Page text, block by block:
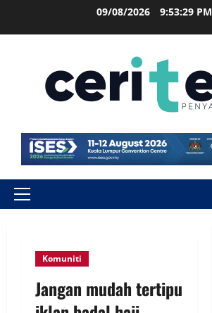
09/08/2026 9:53:30 PM
Komuniti
Jangan mudah tertipu